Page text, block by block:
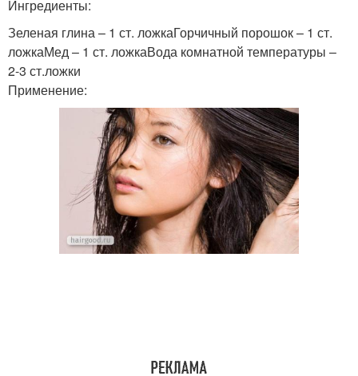
Ингредиенты:
Зеленая глина – 1 ст. ложкаГорчичный порошок – 1 ст.
ложкаМед – 1 ст. ложкаВода комнатной температуры –
2-3 ст.ложки
Применение: